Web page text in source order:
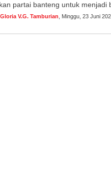
partai banteng untuk menjadi
V.G. Tamburian , Minggu, 23 Juni